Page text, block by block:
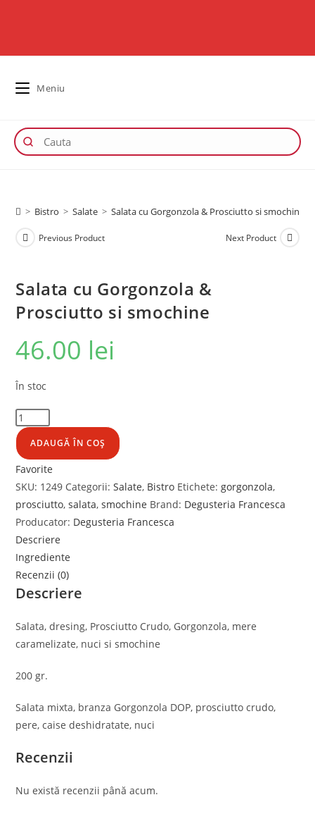
Meniu
> Bistro > Salate > Salata cu Gorgonzola & Prosciutto si smochine
Previous Product Next Product
Salata cu Gorgonzola &
Prosciutto si smochine
46.00 lei
În stoc
ADAUGĂ ÎN COȘ
Favorite
SKU: 1249 Categorii:Salate, Bistro Etichete: gorgonzola,
prosciutto,salata,smochine Brand: Degusteria Francesca
Producator: Degusteria Francesca
Descriere
Ingrediente
Recenzii (0)
Descriere
Salata, dresing, Prosciutto Crudo, Gorgonzola, mere
caramelizate, nuci si smochine
200 gr.
Salata mixta, branza Gorgonzola DOP, prosciutto crudo,
pere, caise deshidratate, nuci
Recenzii
Nu există recenzii până acum.